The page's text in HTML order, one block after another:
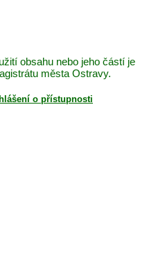
obsahu nebo jeho částí je
města Ostravy.
o přístupnosti